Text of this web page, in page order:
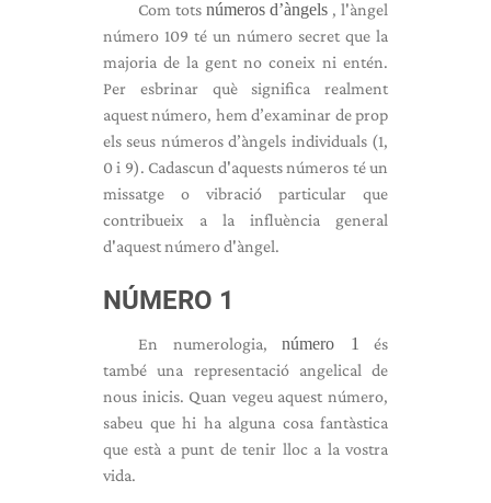
Com tots números d’àngels , l'àngel
número 109 té un número secret que la
majoria de la gent no coneix ni entén.
Per esbrinar què significa realment
aquest número, hem d’examinar de prop
els seus números d’àngels individuals (1,
0 i 9). Cadascun d'aquests números té un
missatge o vibració particular que
contribueix a la influència general
d'aquest número d'àngel.
NÚMERO 1
En numerologia, número 1
és
també una representació angelical de
nous inicis. Quan vegeu aquest número,
sabeu que hi ha alguna cosa fantàstica
que està a punt de tenir lloc a la vostra
vida.